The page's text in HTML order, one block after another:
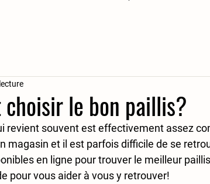
choisir le bon paillis?
revient souvent est effectivement assez
magasin et il est parfois difficile de se
en ligne pour trouver le meilleur
pour vous aider à vous y retrouver!